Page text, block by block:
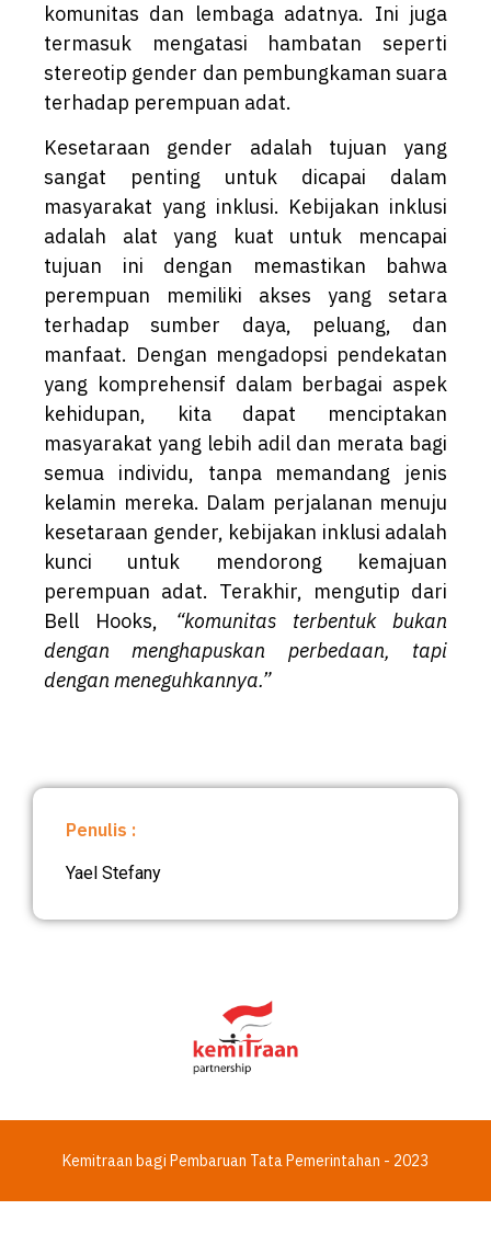
komunitas dan lembaga adatnya. Ini juga
termasuk mengatasi hambatan seperti
stereotip gender dan pembungkaman suara
terhadap perempuan adat.
Kesetaraan gender adalah tujuan yang
sangat penting untuk dicapai dalam
masyarakat yang inklusi. Kebijakan inklusi
adalah alat yang kuat untuk mencapai
tujuan ini dengan memastikan bahwa
perempuan memiliki akses yang setara
terhadap sumber daya, peluang, dan
manfaat. Dengan mengadopsi pendekatan
yang komprehensif dalam berbagai aspek
kehidupan, kita dapat menciptakan
masyarakat yang lebih adil dan merata bagi
semua individu, tanpa memandang jenis
kelamin mereka. Dalam perjalanan menuju
kesetaraan gender, kebijakan inklusi adalah
kunci untuk mendorong kemajuan
perempuan adat. Terakhir, mengutip dari
Bell Hooks,
“komunitas terbentuk bukan
dengan menghapuskan perbedaan, tapi
dengan meneguhkannya.”
Penulis :
Yael Stefany
Kemitraan bagi Pembaruan Tata Pemerintahan - 2023